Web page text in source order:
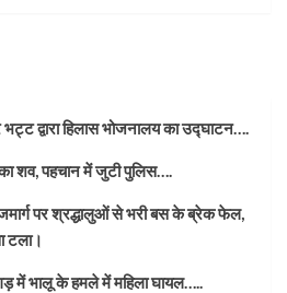
द्वारा हिलास भोजनालय का उद्घाटन….
का शव, पहचान में जुटी पुलिस….
पर श्रद्धालुओं से भरी बस के ब्रेक फेल,
टला।
में भालू के हमले में महिला घायल…..